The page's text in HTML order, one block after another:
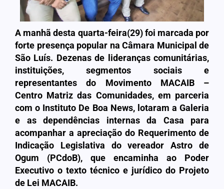
A manhã desta quarta-feira(29) foi marcada por
forte presença popular na Câmara Municipal de
São Luís. Dezenas de lideranças comunitárias,
instituições, segmentos sociais e
representantes do Movimento MACAIB –
Centro Matriz das Comunidades, em parceria
com o Instituto De Boa News, lotaram a Galeria
e as dependências internas da Casa para
acompanhar a apreciação do Requerimento de
Indicação Legislativa do vereador Astro de
Ogum (PCdoB), que encaminha
ao Poder
Executivo o texto técnico e jurídico do Projeto
de Lei MACAIB.